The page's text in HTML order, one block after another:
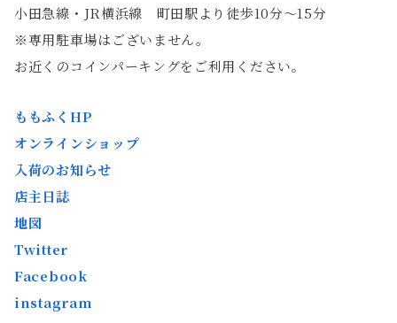
小田急線・JR横浜線 町田駅より徒歩10分〜15分
※専用駐車場はございません。
お近くのコインパーキングをご利用ください。
ももふくHP
オンラインショップ
入荷のお知らせ
店主日誌
地図
Twitter
Facebook
instagram